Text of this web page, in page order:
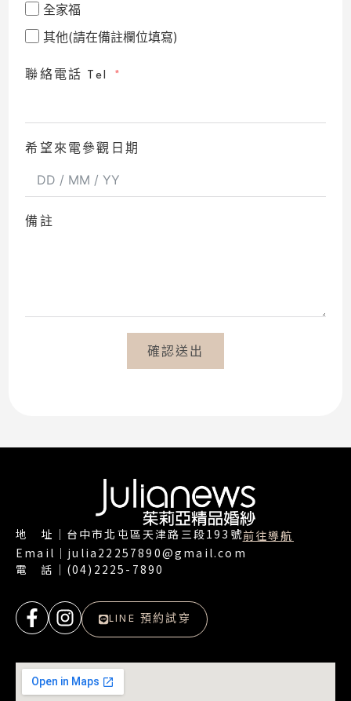
全家福
其他(請在備註欄位填寫)
聯絡電話 Tel
希望來電參觀日期
備註
確認送出
地 址｜台中市北屯區天津路三段193號前往導航
Email｜julia22257890@gmail.com
電 話｜(04)2225-7890
LINE 預約試穿